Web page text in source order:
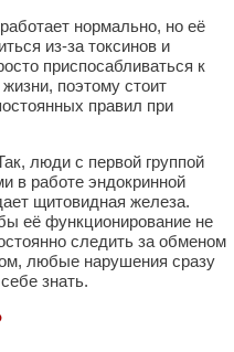
нормально, но её
из-за токсинов и
приспосабливаться к
поэтому стоит
правил при
люди с первой группой
в работе эндокринной
щитовидная железа.
её функционирование не
следить за обменом
любые нарушения сразу
знать.